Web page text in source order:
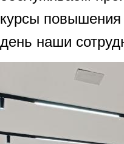
курсы
день наши